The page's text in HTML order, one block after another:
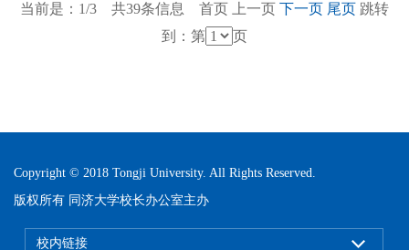
当前是：1/3 共39条信息 首页 上一页 下一页 尾页 跳转
到：第
页
Copyright © 2018 Tongji University. All Rights Reserved.
版权所有 同济大学校长办公室主办